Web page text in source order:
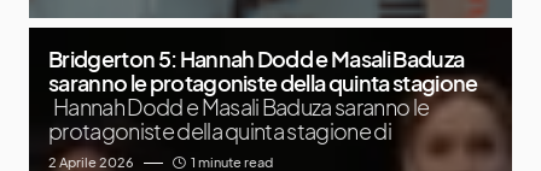
Bridgerton 5: Hannah Dodd e Masali Baduza
saranno le protagoniste della quinta stagione
Hannah Dodd e Masali Baduza saranno le
protagoniste della quinta stagione di
2 Aprile 2026 1 minute read